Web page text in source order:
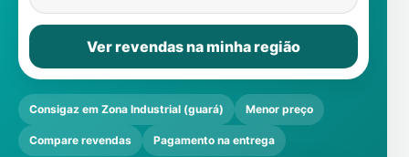
Ver revendas na minha região
Consigaz em Zona Industrial (guará) Menor preço
Compare revendas Pagamento na entrega